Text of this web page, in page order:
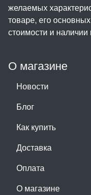
О магазине
Новости
Блог
Как купить
Доставка
Оплата
О магазине
желаемых
товаре, его
стоимости и